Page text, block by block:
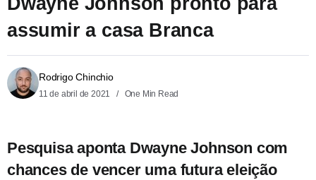
assumir a casa Branca
Rodrigo Chinchio
11 de abril de 2021 One Min Read
Pesquisa aponta Dwayne Johnson com
chances de vencer uma futura eleição